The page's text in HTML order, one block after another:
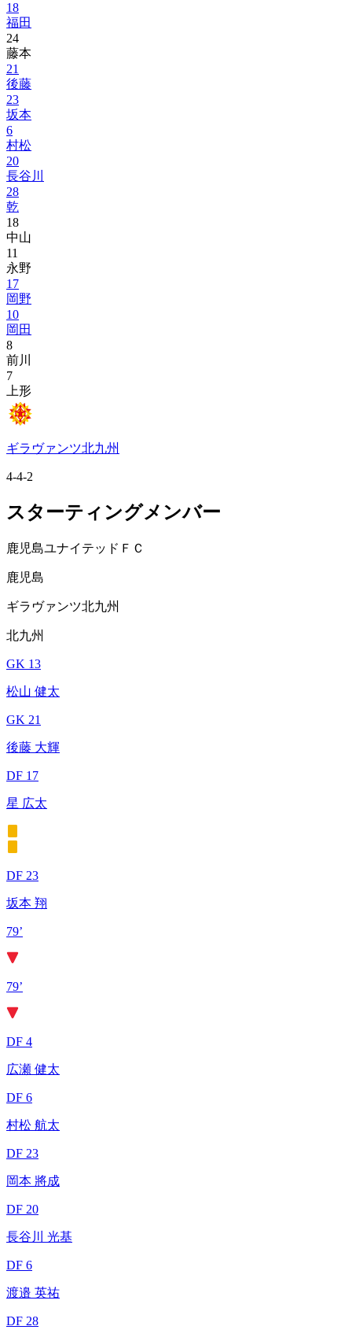
18
福田
24
藤本
21
後藤
23
坂本
6
村松
20
長谷川
28
乾
18
中山
11
永野
17
岡野
10
岡田
8
前川
7
上形
ギラヴァンツ北九州
4-4-2
スターティングメンバー
鹿児島ユナイテッドＦＣ
鹿児島
ギラヴァンツ北九州
北九州
GK 13
松山 健太
GK 21
後藤 大輝
DF 17
星 広太
DF 23
坂本 翔
79’
79’
DF 4
広瀬 健太
DF 6
村松 航太
DF 23
岡本 將成
DF 20
長谷川 光基
DF 6
渡邉 英祐
DF 28